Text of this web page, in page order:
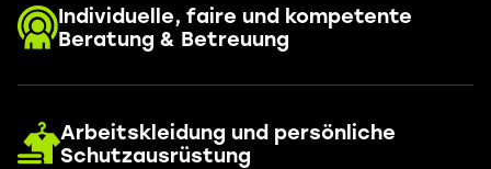
Individuelle, faire und kompetente
Beratung & Betreuung
Arbeitskleidung und persönliche
Schutzausrüstung